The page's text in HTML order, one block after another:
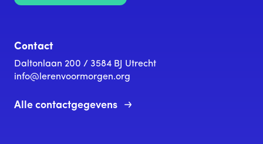
Contact
Daltonlaan 200 / 3584 BJ Utrecht
info@lerenvoormorgen.org
Alle contactgegevens